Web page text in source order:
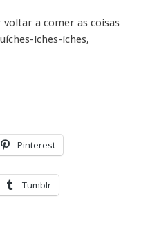
voltar a comer as coisas
iches-iches,
Pinterest
Tumblr